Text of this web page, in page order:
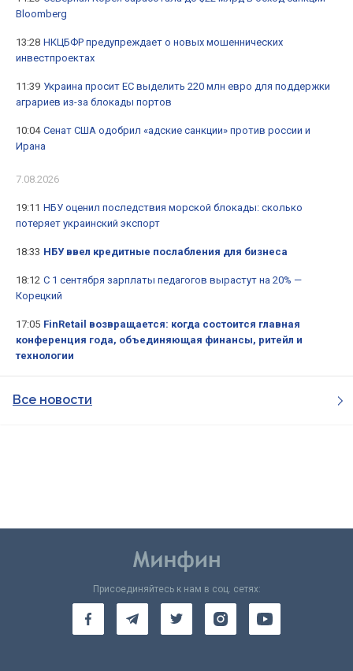
Bloomberg
13:28 НКЦБФР предупреждает о новых мошеннических
инвестпроектах
11:39 Украина просит ЕС выделить 220 млн евро для поддержки
аграриев из-за блокады портов
10:04 Сенат США одобрил «адские санкции» против россии и
Ирана
7.08.2026
19:11 НБУ оценил последствия морской блокады: сколько
потеряет украинский экспорт
18:33 НБУ ввел кредитные послабления для бизнеса
18:12 С 1 сентября зарплаты педагогов вырастут на 20% —
Корецкий
17:05 FinRetail возвращается: когда состоится главная
конференция года, объединяющая финансы, ритейл и
технологии
Все новости
Присоединяйтесь к нам в соц. сетях: